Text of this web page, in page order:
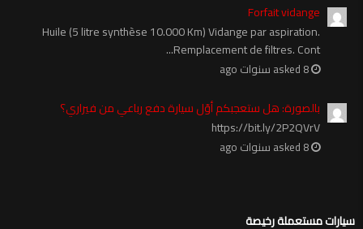
Forfait vidange
Huile (5 litre synthèse 10.000 Km) Vidange par aspiration.
Remplacement de filtres. Cont...
بالصورة: هل ستعجبكم أوّل سيارة دفع رباعي من فيراري؟
https://bit.ly/2P2QVrV
سيارات مستعملة رخيصة